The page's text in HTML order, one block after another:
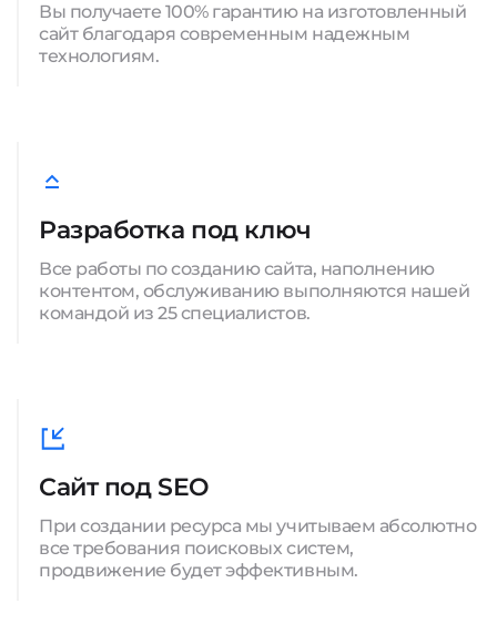
Вы получаете 100% гарантию на изготовленный
сайт благодаря современным надежным
технологиям.
Разработка под ключ
Все работы по созданию сайта, наполнению
контентом, обслуживанию выполняются нашей
командой из 25 специалистов.
Сайт под SEO
При создании ресурса мы учитываем абсолютно
все требования поисковых систем,
продвижение будет эффективным.